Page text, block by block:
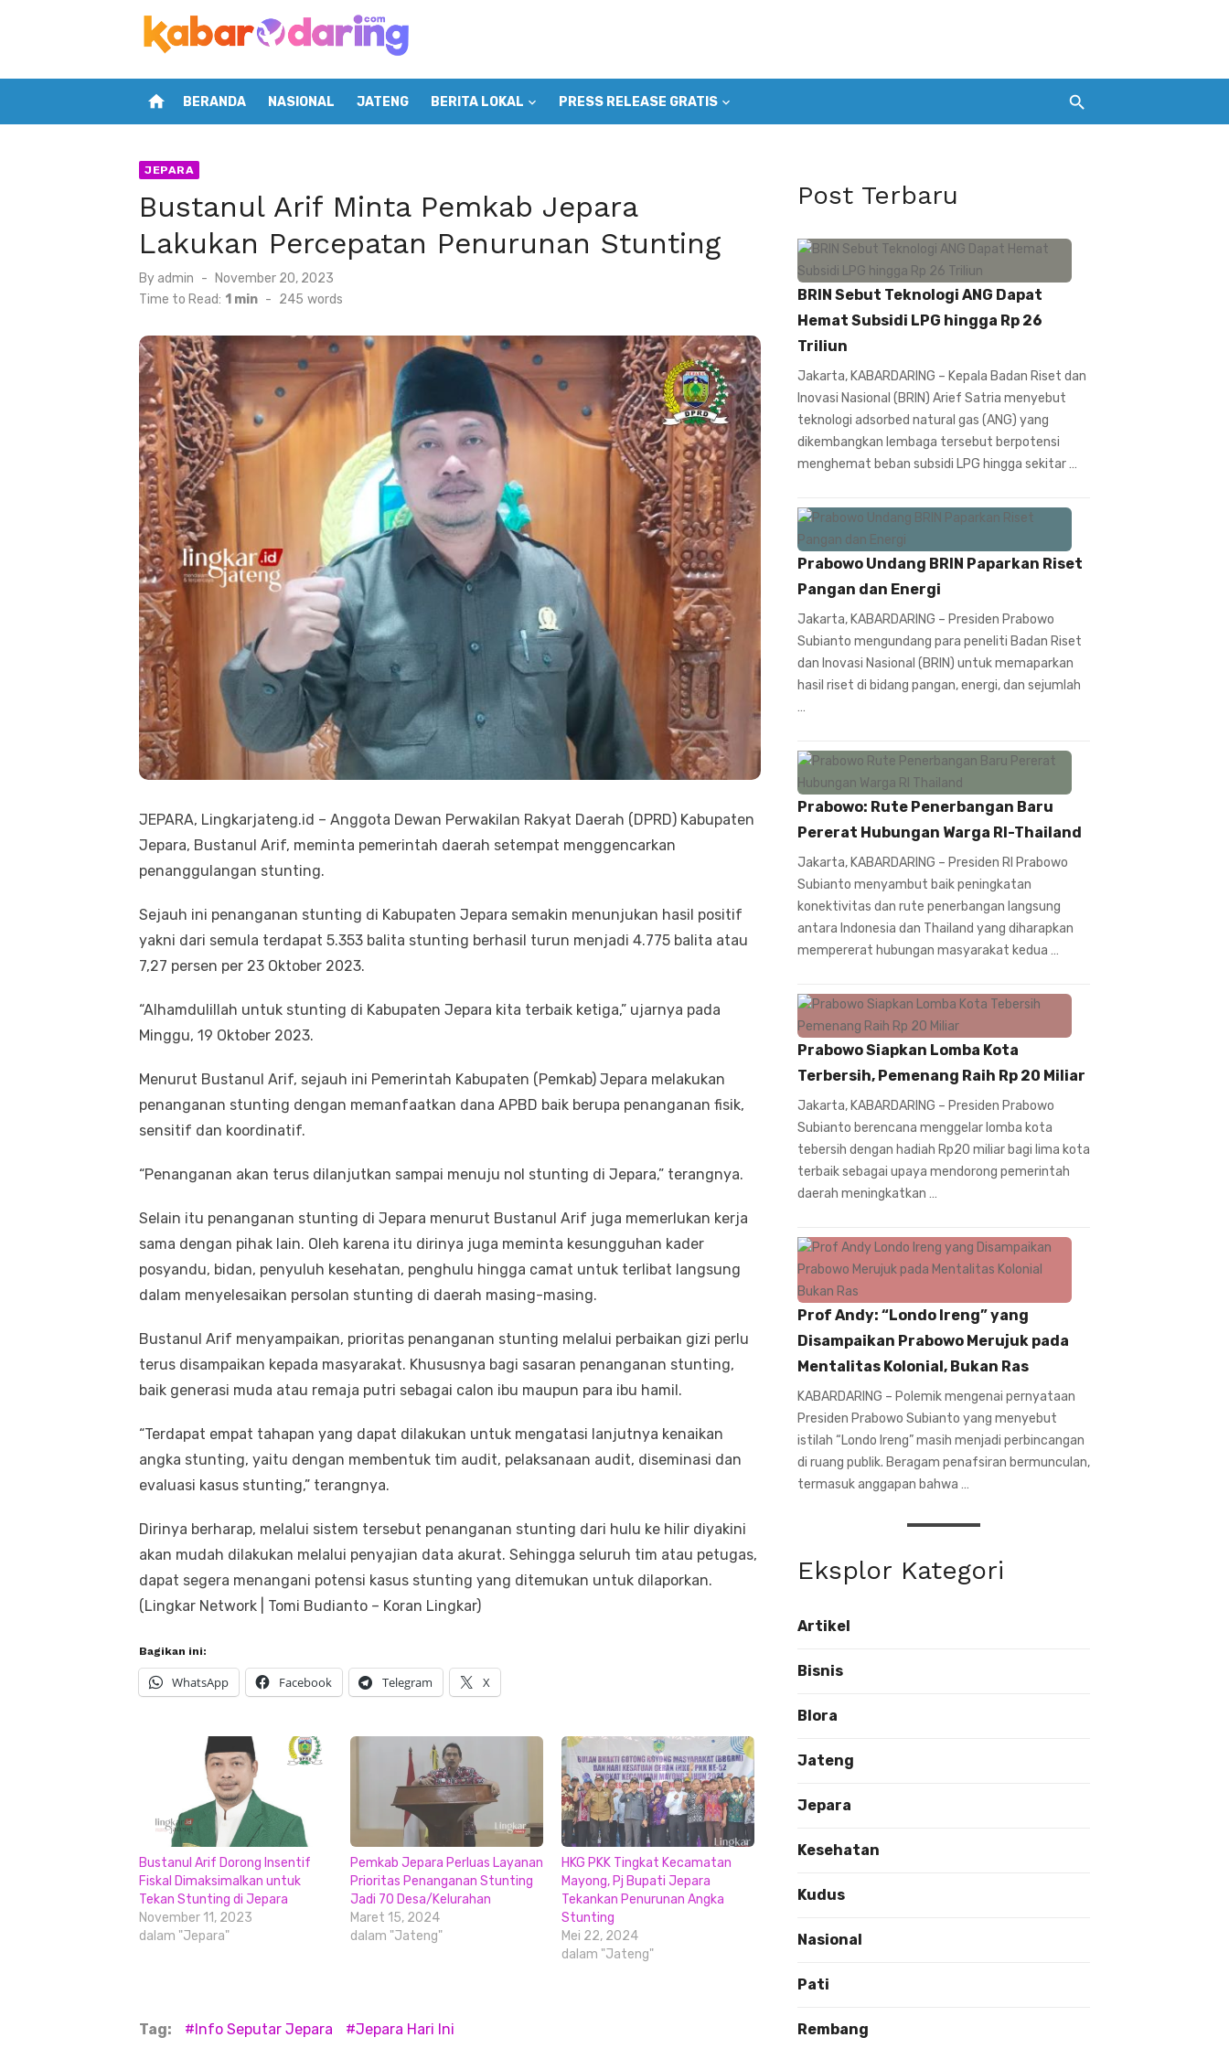
home BERANDA NASIONAL JATENG BERITA LOKAL PRESS RELEASE GRATIS
JEPARA
Bustanul Arif Minta Pemkab Jepara
Lakukan Percepatan Penurunan Stunting
By admin
Posted
on
November 20, 2023
Time to Read: 1 min - 245 words
JEPARA, Lingkarjateng.id – Anggota Dewan Perwakilan Rakyat Daerah (DPRD) Kabupaten
Jepara, Bustanul Arif, meminta pemerintah daerah setempat menggencarkan
penanggulangan stunting.
Sejauh ini penanganan stunting di Kabupaten Jepara semakin menunjukan hasil positif
yakni dari semula terdapat 5.353 balita stunting berhasil turun menjadi 4.775 balita atau
7,27 persen per 23 Oktober 2023.
“Alhamdulillah untuk stunting di Kabupaten Jepara kita terbaik ketiga,” ujarnya pada
Minggu, 19 Oktober 2023.
Menurut Bustanul Arif, sejauh ini Pemerintah Kabupaten (Pemkab) Jepara melakukan
penanganan stunting dengan memanfaatkan dana APBD baik berupa penanganan fisik,
sensitif dan koordinatif.
“Penanganan akan terus dilanjutkan sampai menuju nol stunting di Jepara,” terangnya.
Selain itu penanganan stunting di Jepara menurut Bustanul Arif juga memerlukan kerja
sama dengan pihak lain. Oleh karena itu dirinya juga meminta kesungguhan kader
posyandu, bidan, penyuluh kesehatan, penghulu hingga camat untuk terlibat langsung
dalam menyelesaikan persolan stunting di daerah masing-masing.
Bustanul Arif menyampaikan, prioritas penanganan stunting melalui perbaikan gizi perlu
terus disampaikan kepada masyarakat. Khususnya bagi sasaran penanganan stunting,
baik generasi muda atau remaja putri sebagai calon ibu maupun para ibu hamil.
“Terdapat empat tahapan yang dapat dilakukan untuk mengatasi lanjutnya kenaikan
angka stunting, yaitu dengan membentuk tim audit, pelaksanaan audit, diseminasi dan
evaluasi kasus stunting,” terangnya.
Dirinya berharap, melalui sistem tersebut penanganan stunting dari hulu ke hilir diyakini
akan mudah dilakukan melalui penyajian data akurat. Sehingga seluruh tim atau petugas,
dapat segera menangani potensi kasus stunting yang ditemukan untuk dilaporkan.
(Lingkar Network | Tomi Budianto – Koran Lingkar)
Bagikan ini:
WhatsApp Facebook Telegram X
Bustanul Arif Dorong Insentif
Fiskal Dimaksimalkan untuk
Tekan Stunting di Jepara
November 11, 2023
dalam "Jepara"
Pemkab Jepara Perluas Layanan
Prioritas Penanganan Stunting
Jadi 70 Desa/Kelurahan
Maret 15, 2024
dalam "Jateng"
HKG PKK Tingkat Kecamatan
Mayong, Pj Bupati Jepara
Tekankan Penurunan Angka
Stunting
Mei 22, 2024
dalam "Jateng"
Tag: Info Seputar Jepara Jepara Hari Ini
Post Terbaru
BRIN Sebut Teknologi ANG Dapat
Hemat Subsidi LPG hingga Rp 26
Triliun
Jakarta, KABARDARING – Kepala Badan Riset dan
Inovasi Nasional (BRIN) Arief Satria menyebut
teknologi adsorbed natural gas (ANG) yang
dikembangkan lembaga tersebut berpotensi
menghemat beban subsidi LPG hingga sekitar …
Prabowo Undang BRIN Paparkan Riset
Pangan dan Energi
Jakarta, KABARDARING – Presiden Prabowo
Subianto mengundang para peneliti Badan Riset
dan Inovasi Nasional (BRIN) untuk memaparkan
hasil riset di bidang pangan, energi, dan sejumlah
…
Prabowo: Rute Penerbangan Baru
Pererat Hubungan Warga RI-Thailand
Jakarta, KABARDARING – Presiden RI Prabowo
Subianto menyambut baik peningkatan
konektivitas dan rute penerbangan langsung
antara Indonesia dan Thailand yang diharapkan
mempererat hubungan masyarakat kedua …
Prabowo Siapkan Lomba Kota
Terbersih, Pemenang Raih Rp 20 Miliar
Jakarta, KABARDARING – Presiden Prabowo
Subianto berencana menggelar lomba kota
tebersih dengan hadiah Rp20 miliar bagi lima kota
terbaik sebagai upaya mendorong pemerintah
daerah meningkatkan …
Prof Andy: “Londo Ireng” yang
Disampaikan Prabowo Merujuk pada
Mentalitas Kolonial, Bukan Ras
KABARDARING – Polemik mengenai pernyataan
Presiden Prabowo Subianto yang menyebut
istilah “Londo Ireng” masih menjadi perbincangan
di ruang publik. Beragam penafsiran bermunculan,
termasuk anggapan bahwa …
Eksplor Kategori
Artikel
Bisnis
Blora
Jateng
Jepara
Kesehatan
Kudus
Nasional
Pati
Rembang